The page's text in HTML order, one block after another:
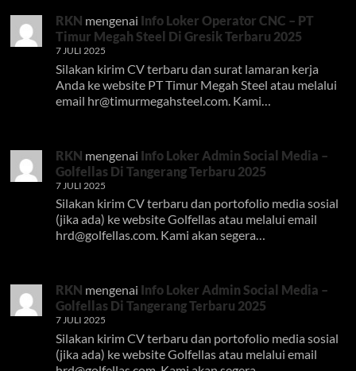
RKN mengenai Info Loker Operator CNC – PT
Timur Megah Steel Di Gresik Terbaru 2025
7 JULI 2025
Silakan kirim CV terbaru dan surat lamaran kerja
Anda ke website PT Timur Megah Steel atau melalui
email hr@timurmegahsteel.com . Kami…
RKN mengenai Info Loker Admin Social Media –
Golfellas Di Tangerang Terbaru 2025
7 JULI 2025
Silakan kirim CV terbaru dan portofolio media sosial
(jika ada) ke website Golfellas atau melalui email
hrd@golfellas.com. Kami akan segera…
RKN mengenai Info Loker Admin Social Media –
Golfellas Di Tangerang Terbaru 2025
7 JULI 2025
Silakan kirim CV terbaru dan portofolio media sosial
(jika ada) ke website Golfellas atau melalui email